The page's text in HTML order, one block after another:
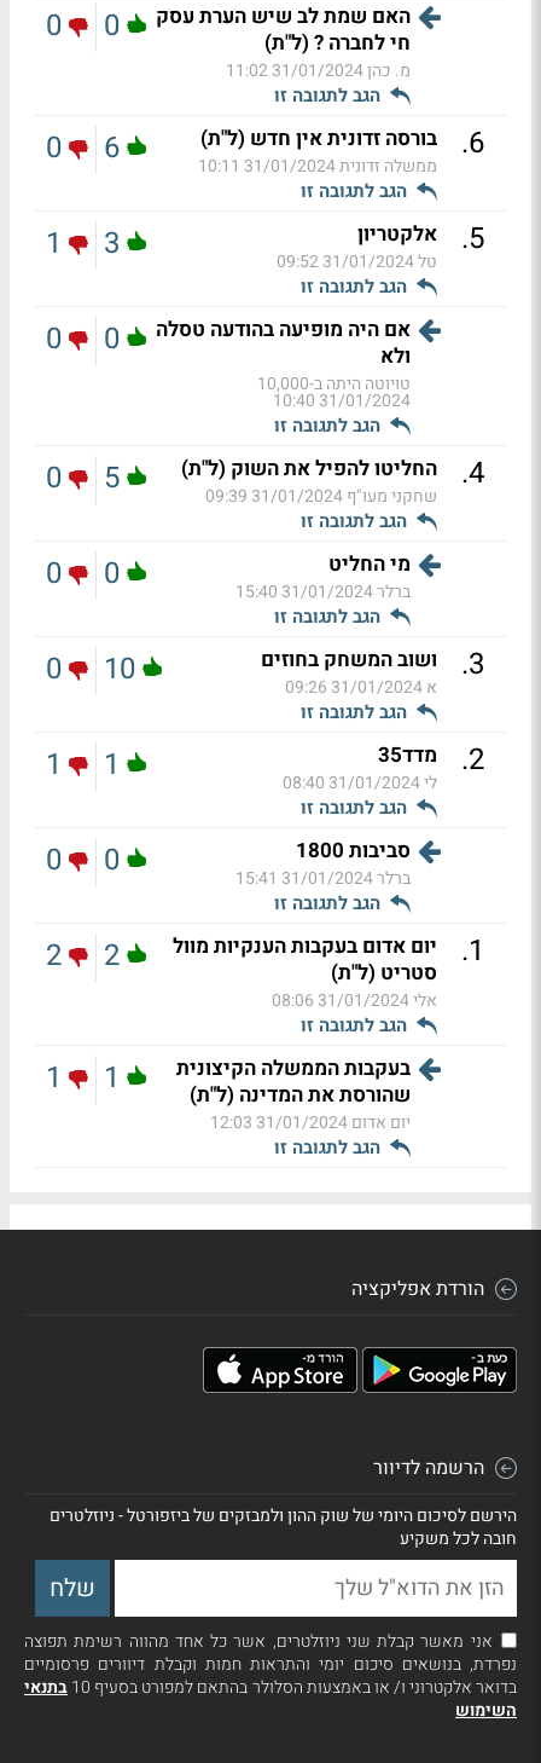
האם שמת לב שיש הערת עסק
חי לחברה ? (ל"ת)
מ. כהן31/01/2024 11:02
הגב לתגובה זו
0
0
6
. בורסה זדונית אין חדש (ל"ת)
ממשלה זדונית31/01/2024 10:11
הגב לתגובה זו
6
0
5
. אלקטריון
טל31/01/2024 09:52
הגב לתגובה זו
3
1
אם היה מופיעה בהודעה טסלה
ולא
טויוטה היתה ב-10,000
31/01/2024 10:40
הגב לתגובה זו
0
0
4
. החליטו להפיל את השוק (ל"ת)
שחקני מעו"ף31/01/2024 09:39
הגב לתגובה זו
5
0
מי החליט
ברלר31/01/2024 15:40
הגב לתגובה זו
0
0
3
. ושוב המשחק בחוזים
א31/01/2024 09:26
הגב לתגובה זו
10
0
2
. מדד35
לי31/01/2024 08:40
הגב לתגובה זו
1
1
סביבות 1800
ברלר31/01/2024 15:41
הגב לתגובה זו
0
0
1
.
יום אדום בעקבות הענקיות מוול
סטריט (ל"ת)
אלי31/01/2024 08:06
הגב לתגובה זו
2
2
בעקבות הממשלה הקיצונית
שהורסת את המדינה (ל"ת)
יום אדום31/01/2024 12:03
הגב לתגובה זו
1
1
הורדת אפליקציה
הרשמה לדיוור
הירשם לסיכום היומי של שוק ההון ולמבזקים של ביזפורטל - ניוזלטרים
חובה לכל משקיע
אני מאשר קבלת שני ניוזלטרים, אשר כל אחד מהווה רשימת תפוצה
נפרדת, בנושאים סיכום יומי והתראות חמות וקבלת דיוורים פרסומיים
בדואר אלקטרוני ו/ או באמצעות הסלולר בהתאם למפורט בסעיף 10
בתנאי
השימוש